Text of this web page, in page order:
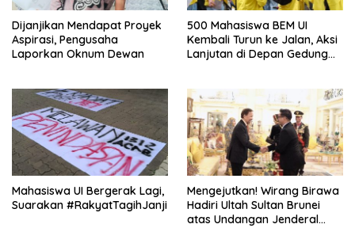
Dijanjikan Mendapat Proyek
Aspirasi, Pengusaha
Laporkan Oknum Dewan
500 Mahasiswa BEM UI
Kembali Turun ke Jalan, Aksi
Lanjutan di Depan Gedung
Mahasiswa UI Bergerak Lagi,
Suarakan #RakyatTagihJanji
Mengejutkan! Wirang Birawa
Hadiri Ultah Sultan Brunei
atas Undangan Jenderal